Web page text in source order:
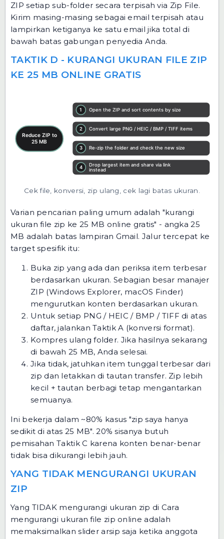
ZIP setiap sub-folder secara terpisah via Zip File.
Kirim masing-masing sebagai email terpisah atau
lampirkan ketiganya ke satu email jika total di
bawah batas gabungan penyedia Anda.
TAKTIK D - KURANGI UKURAN FILE ZIP
KE 25 MB ONLINE GRATIS
Cek file, konversi, zip ulang, cek lagi batas ukuran.
Varian pencarian paling umum adalah "kurangi
ukuran file zip ke 25 MB online gratis" - angka 25
MB adalah batas lampiran Gmail. Jalur tercepat ke
target spesifik itu:
Buka zip yang ada dan periksa item terbesar
berdasarkan ukuran. Sebagian besar manajer
ZIP (Windows Explorer, macOS Finder)
mengurutkan konten berdasarkan ukuran.
Untuk setiap PNG / HEIC / BMP / TIFF di atas
daftar, jalankan Taktik A (konversi format).
Kompres ulang folder. Jika hasilnya sekarang
di bawah 25 MB, Anda selesai.
Jika tidak, jatuhkan item tunggal terbesar dari
zip dan letakkan di tautan transfer. Zip lebih
kecil + tautan berbagi tetap mengantarkan
semuanya.
Ini bekerja dalam ~80% kasus "zip saya hanya
sedikit di atas 25 MB". 20% sisanya butuh
pemisahan Taktik C karena konten benar-benar
tidak bisa dikurangi lebih jauh.
YANG TIDAK MENGURANGI UKURAN
ZIP
Yang TIDAK mengurangi ukuran zip di Cara
mengurangi ukuran file zip online adalah
memaksimalkan slider arsip saja ketika anggota